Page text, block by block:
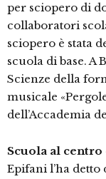
per sciopero di
collaboratori
sciopero è stata
scuola di base. A
Scienze della
musicale
dell’Accademia
Scuola al
Epifani l’ha detto